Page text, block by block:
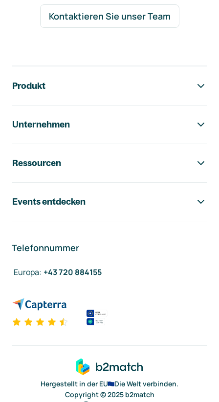
Kontaktieren Sie unser Team
Produkt
Unternehmen
Ressourcen
Events entdecken
Telefonnummer
Europa: +43 720 884155
Hergestellt in der EU
Die Welt verbinden.
Copyright © 2025 b2match